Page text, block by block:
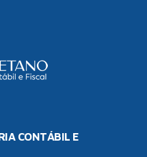
CONTÁBIL E